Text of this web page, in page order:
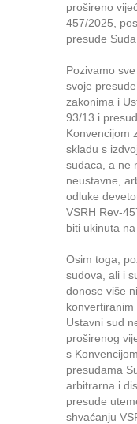
prošireno
457/2025,
presude
Pozivamo
svoje
zakonima i
93/13 i
Konvencijom
skladu s
sudaca, a ne
neustavne,
odluke
VSRH Rev-
biti ukinuta
Osim toga,
sudova, ali i
donose više
Ustavni sud
proširenog
s
presudama
arbitrarna i
presude
shvaćanju